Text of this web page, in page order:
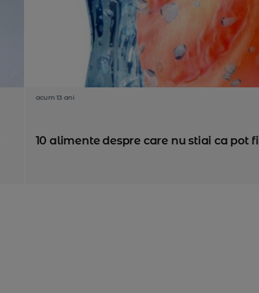
acum 13 ani
10 alimente despre care nu stiai ca pot